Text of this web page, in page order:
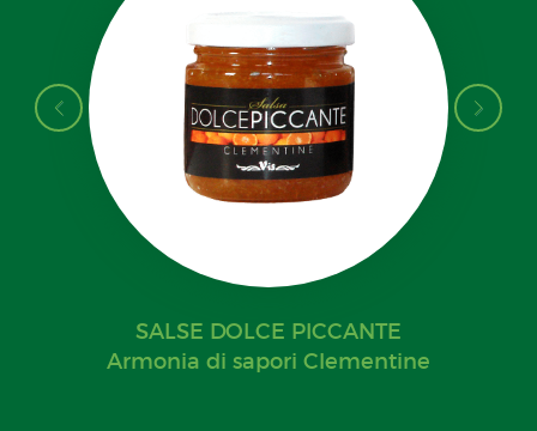
SALSE DOLCE PICCANTE
Armonia di sapori Clementine